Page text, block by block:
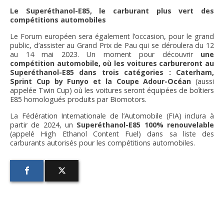
Le Superéthanol-E85, le carburant plus vert des
compétitions automobiles
Le Forum européen sera également l’occasion, pour le grand
public, d’assister au Grand Prix de Pau qui se déroulera du 12
au 14 mai 2023. Un moment pour découvrir une
compétition automobile, où les voitures carbureront au
Superéthanol-E85 dans trois catégories : Caterham,
Sprint Cup by Funyo et la Coupe Adour-Océan (aussi
appelée Twin Cup) où les voitures seront équipées de boîtiers
E85 homologués produits par Biomotors.
La Fédération Internationale de l’Automobile (FIA) inclura à
partir de 2024, un Superéthanol-E85 100% renouvelable
(appelé High Ethanol Content Fuel) dans sa liste des
carburants autorisés pour les compétitions automobiles.